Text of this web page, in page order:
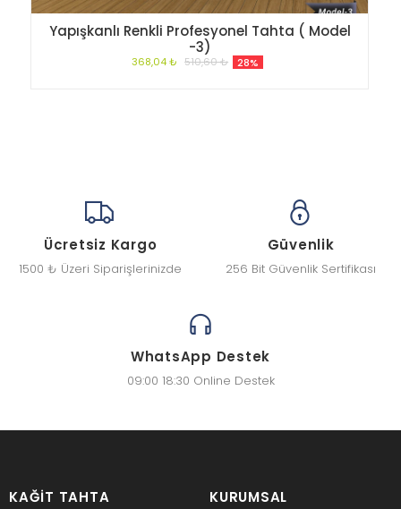
Yapışkanlı Renkli Profesyonel Tahta ( Model
-3)
368,04 ₺ 510,60 ₺ 28%
Ücretsiz Kargo
1500 ₺ Üzeri Siparişlerinizde
Güvenlik
256 Bit Güvenlik Sertifikası
WhatsApp Destek
09:00 18:30 Online Destek
KAĞIT TAHTA KURUMSAL